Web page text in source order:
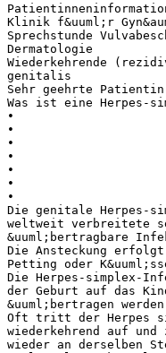
Klinik f&uuml;r
Sprechstunde
Dermatologie
Wiederkehrende
genitalis
Sehr geehrte Patientin
Was ist eine Herpes-
•
•
•
•
•
•
•
Die genitale Herpes-
weltweit verbreitete
&uuml;bertragbare
Die Ansteckung erfolgt
Petting oder
Die Herpes-simplex-
der Geburt auf das
&uuml;bertragen
Oft tritt der Herpes
wiederkehrend auf und
wieder an derselben